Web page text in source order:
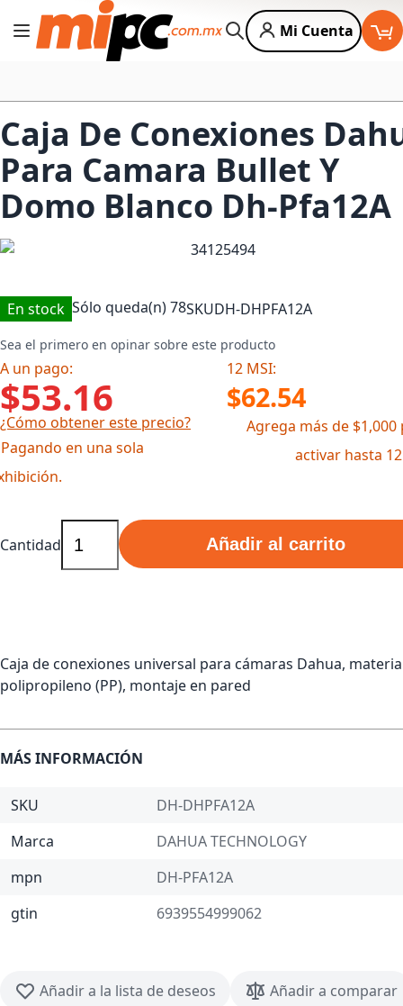
Cambiar Nav
Buscar
Mi Cuenta
Caja De Conexiones
Para Camara Bullet Y
Domo Blanco Dh-Pfa12A
En stock Sólo queda(n)78SKUDH-DHPFA12A
Sea el primero en opinar sobre este producto
A un pago: 12 MSI:
$53.16 $62.54
¿Cómo obtener este precio?
en una sola
Agrega más de $1,000
activar hasta
Cantidad Añadir al carrito
Caja de conexiones universal para cámaras Dahua,
polipropileno (PP), montaje en pared
MÁS INFORMACIÓN
SKU
DH-DHPFA12A
Marca
DAHUA TECHNOLOGY
mpn
DH-PFA12A
gtin
6939554999062
Añadir a la lista de deseos Añadir a comparar